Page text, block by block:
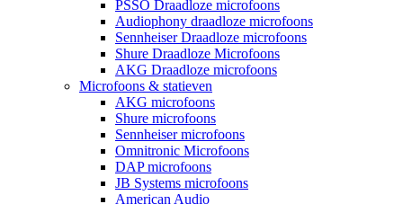
PSSO Draadloze microfoons
Audiophony draadloze microfoons
Sennheiser Draadloze microfoons
Shure Draadloze Microfoons
AKG Draadloze microfoons
Microfoons & statieven
AKG microfoons
Shure microfoons
Sennheiser microfoons
Omnitronic Microfoons
DAP microfoons
JB Systems microfoons
American Audio